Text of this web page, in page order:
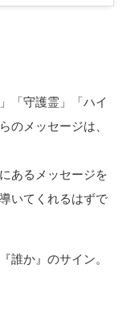
「守護霊」「ハイ
のメッセージは、
あるメッセージを
いてくれるはずで
誰か』のサイン。